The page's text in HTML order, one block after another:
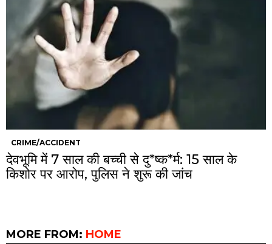
CRIME/ACCIDENT
देवभूमि में 7 साल की बच्ची से दु*ष्क*र्म: 15 साल के
किशोर पर आरोप, पुलिस ने शुरू की जांच
MORE FROM: HOME